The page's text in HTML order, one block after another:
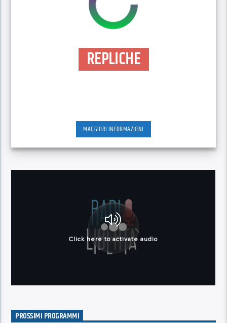
REPLICHE
MAGGIORI INFORMAZIONI
PROSSIMI PROGRAMMI